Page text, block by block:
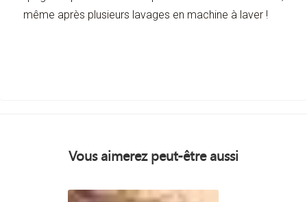
même après plusieurs lavages en machine à laver !
Vous aimerez peut-être aussi